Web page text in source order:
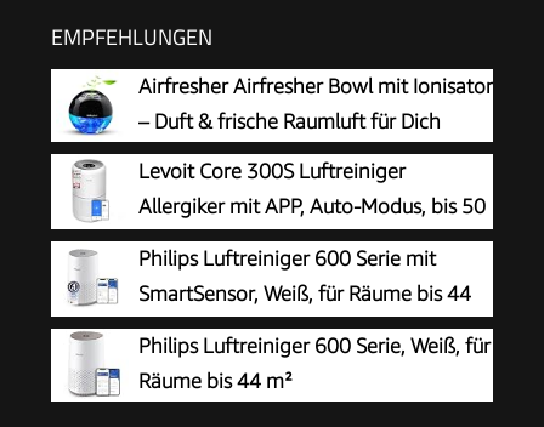
EMPFEHLUNGEN
Airfresher Airfresher Bowl mit Ionisator
– Duft & frische Raumluft für Dich
Levoit Core 300S Luftreiniger
Allergiker mit APP, Auto-Modus, bis 50
㎡, Weiß
Philips Luftreiniger 600 Serie mit
SmartSensor, Weiß, für Räume bis 44
m²
Philips Luftreiniger 600 Serie, Weiß, für
Räume bis 44 m²